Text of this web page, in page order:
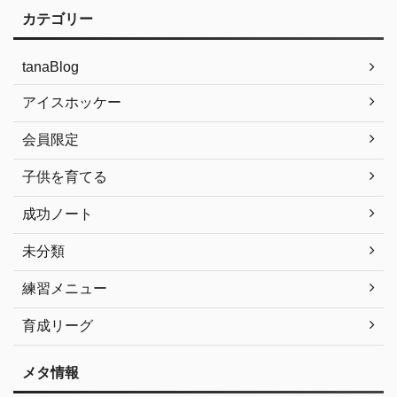
カテゴリー
tanaBlog
アイスホッケー
会員限定
子供を育てる
成功ノート
未分類
練習メニュー
育成リーグ
メタ情報